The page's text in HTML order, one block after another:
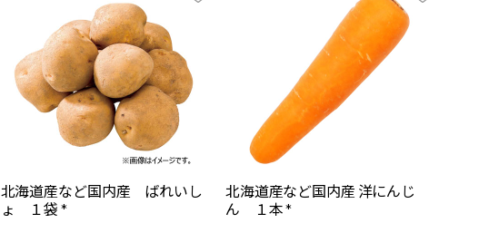
北海道産など国内産 ばれいし
ょ １袋 *
北海道産など国内産 洋にんじ
ん １本 *